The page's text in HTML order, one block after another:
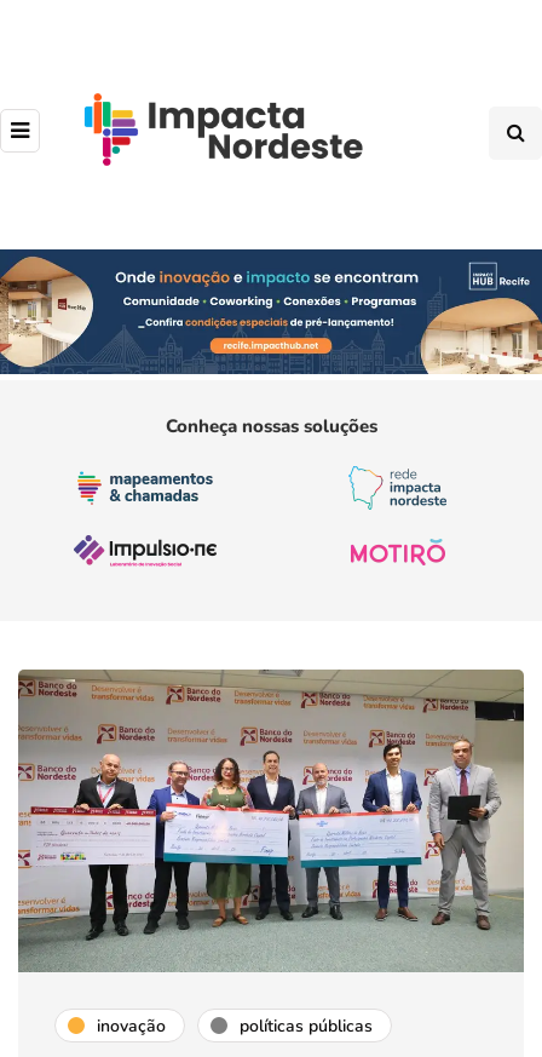
Conheça nossas soluções
inovação políticas públicas